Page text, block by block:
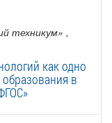
техникум» ,
как одно
в